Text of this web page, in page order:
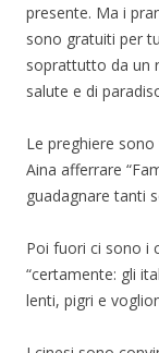
presente. Ma i
sono gratuiti per
soprattutto da un
salute e di
Le preghiere
Aina afferrare
guadagnare tanti
Poi fuori ci sono i
“certamente: gli
lenti, pigri e